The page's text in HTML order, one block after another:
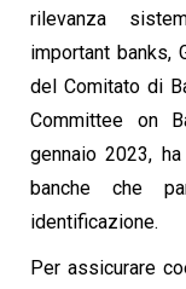
rilevanza
important banks,
del Comitato di
Committee on
gennaio 2023,
banche che
identificazione.
Per assicurare